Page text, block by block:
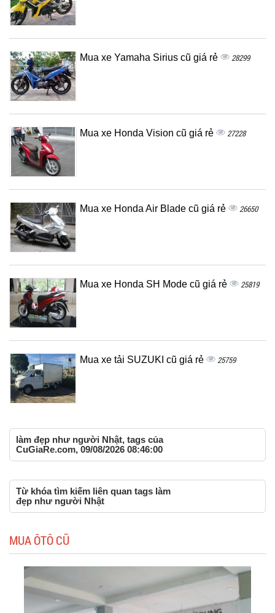
Mua xe Yamaha Sirius cũ giá rẻ 28299
Mua xe Honda Vision cũ giá rẻ 27228
Mua xe Honda Air Blade cũ giá rẻ 26650
Mua xe Honda SH Mode cũ giá rẻ 25819
Mua xe tải SUZUKI cũ giá rẻ 25759
làm đẹp như người Nhật, tags của
CuGiaRe.com, 09/08/2026 08:46:00
Từ khóa tìm kiếm liên quan tags làm
đẹp như người Nhật
MUA ÔTÔ CŨ